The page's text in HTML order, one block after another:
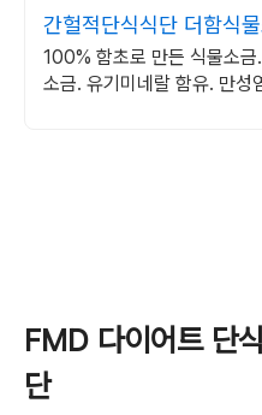
간헐적단식식단 더함식
만든 소금, 알약소금
100% 함초로 만든 식물소금
소금. 유기미네랄 함유. 만성
FMD 다이어트 단
단